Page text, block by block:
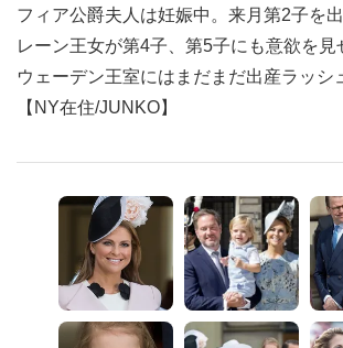
フィア公爵夫人は妊娠中。来月第2子を
レーン王女が第4子、第5子にも意欲を見
ウェーデン王室にはまだまだ出産ラッシ
【NY在住/JUNKO】